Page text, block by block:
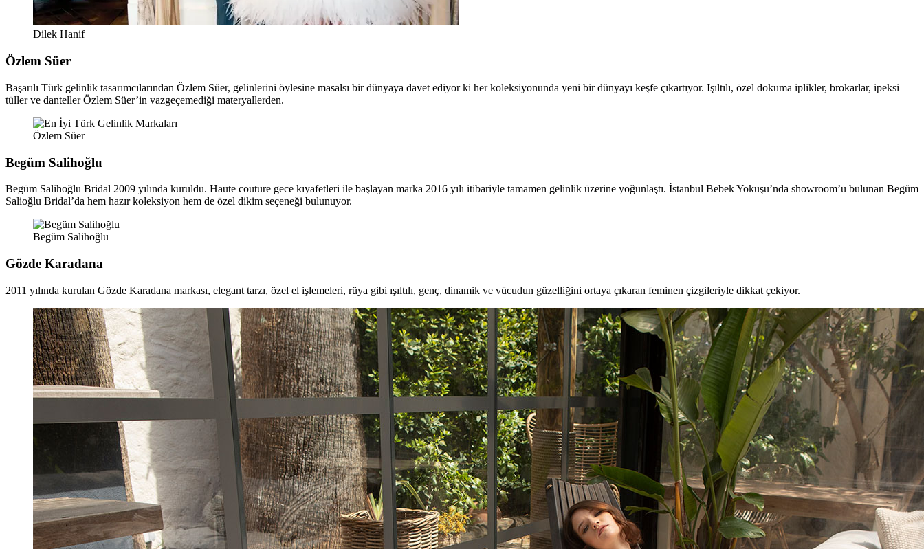
Dilek Hanif
Özlem Süer
Başarılı Türk gelinlik tasarımcılarından Özlem Süer, gelinlerini öylesine masalsı bir dünyaya davet ediyor ki her koleksiyonunda yeni bir dünyayı keşfe çıkartıyor. Işıltılı, özel dokuma iplikler, brokarlar, ipeksi
tüller ve danteller Özlem Süer’in vazgeçemediği materyallerden.
Özlem Süer
Begüm Salihoğlu
Begüm Salihoğlu Bridal 2009 yılında kuruldu. Haute couture gece kıyafetleri ile başlayan marka 2016 yılı itibariyle tamamen gelinlik üzerine yoğunlaştı. İstanbul Bebek Yokuşu’nda showroom’u bulunan Begüm
Salioğlu Bridal’da hem hazır koleksiyon hem de özel dikim seçeneği bulunuyor.
Begüm Salihoğlu
Gözde Karadana
2011 yılında kurulan Gözde Karadana markası, elegant tarzı, özel el işlemeleri, rüya gibi ışıltılı, genç, dinamik ve vücudun güzelliğini ortaya çıkaran feminen çizgileriyle dikkat çekiyor.